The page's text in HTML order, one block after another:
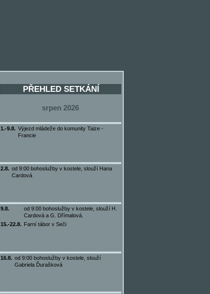
PŘEHLED SETKÁNÍ
srpen 2026
1.-9.8. Výjezd mládeže do komunity Taize -
Francie
2.8. od 9:00 bohoslužby v kostele, slouží Hana
Cardová
9.8.
od 9:00 bohoslužby v kostele, slouží H.
Cardová a G. Dřímalová.
15.-22.8. Farní tábor v Seči
16.8. od 9:00 bohoslužby v kostele, slouží
Gabriela Ďurašková